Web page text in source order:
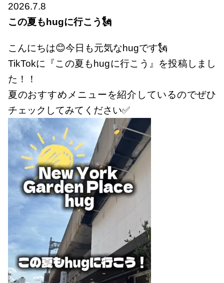
2026.7.8
この夏もhugに行こう🗽
こんにちは😊今日も元気なhugです🗽
TikTokに『この夏もhugに行こう』を投稿しまし
た！！
夏のおすすめメニューを紹介しているのでぜひ
チェックしてみてください✅